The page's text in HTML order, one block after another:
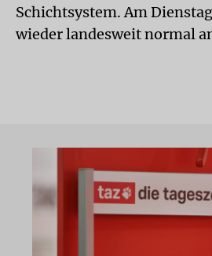
Schichtsystem. Am
wieder landesweit normal